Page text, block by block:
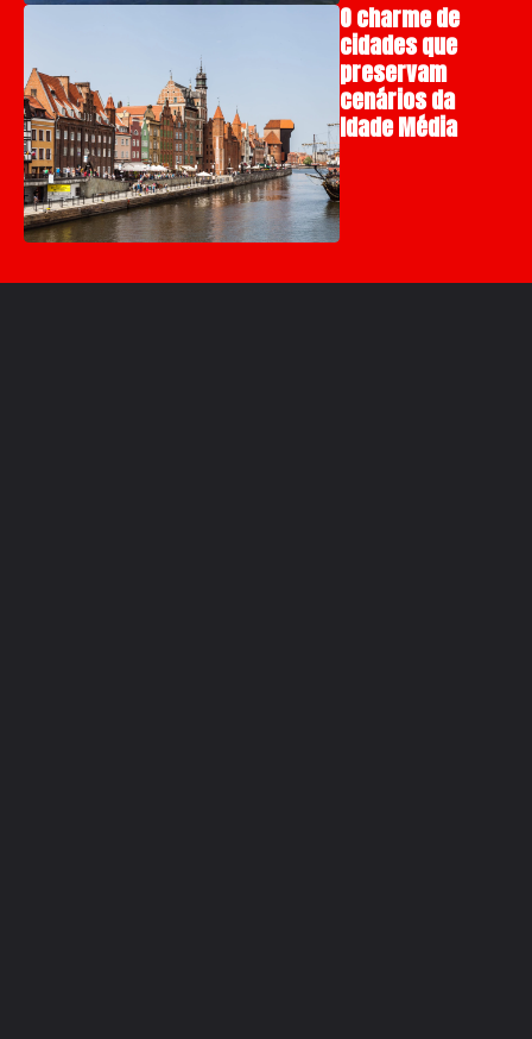
O charme de
cidades que
preservam
cenários da
Idade Média